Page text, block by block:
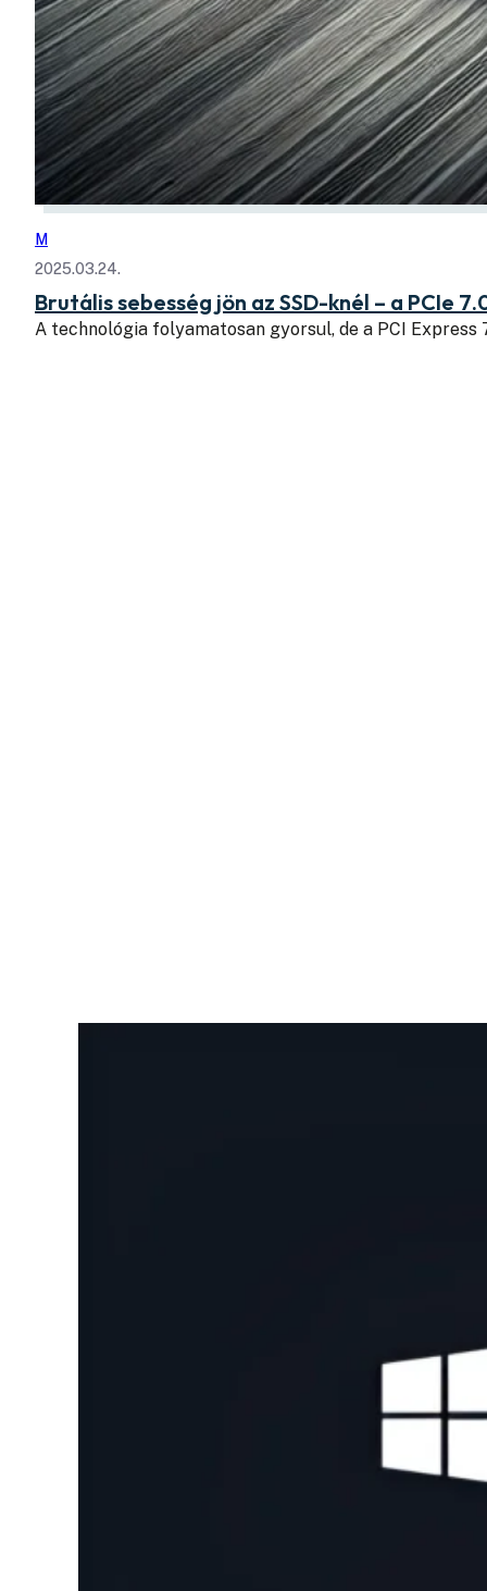
M
2025.03.24.
Brutális sebesség jön az SSD-knél – a PCIe
A technológia folyamatosan gyorsul, de a PCI Express